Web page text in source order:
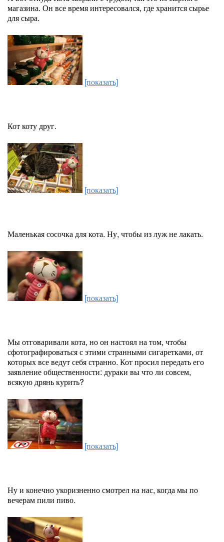
магазина. Он все время интересовался, где хранится сырье
для сыра.
[показать]
Кот коту друг.
[показать]
Маленькая сосочка для кота. Ну, чтобы из луж не лакать.
[показать]
Мы отговаривали кота, но он настоял на том, чтобы
сфотографироваться с этими странными сигаретками, от
которых все ведут себя странно. Кот просил передать его
заявление общественности: дураки вы что ли совсем,
всякую дрянь курить?
[показать]
Ну и конечно укоризненно смотрел на нас, когда мы по
вечерам пили пиво.